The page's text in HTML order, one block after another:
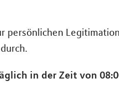
persönlichen
in der Zeit von